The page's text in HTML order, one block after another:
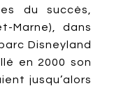
du succès,
Marne), dans
Disneyland
en 2000 son
jusqu’alors